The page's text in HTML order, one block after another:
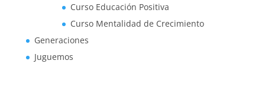
Curso Educación Positiva
Curso Mentalidad de Crecimiento
Generaciones
Juguemos